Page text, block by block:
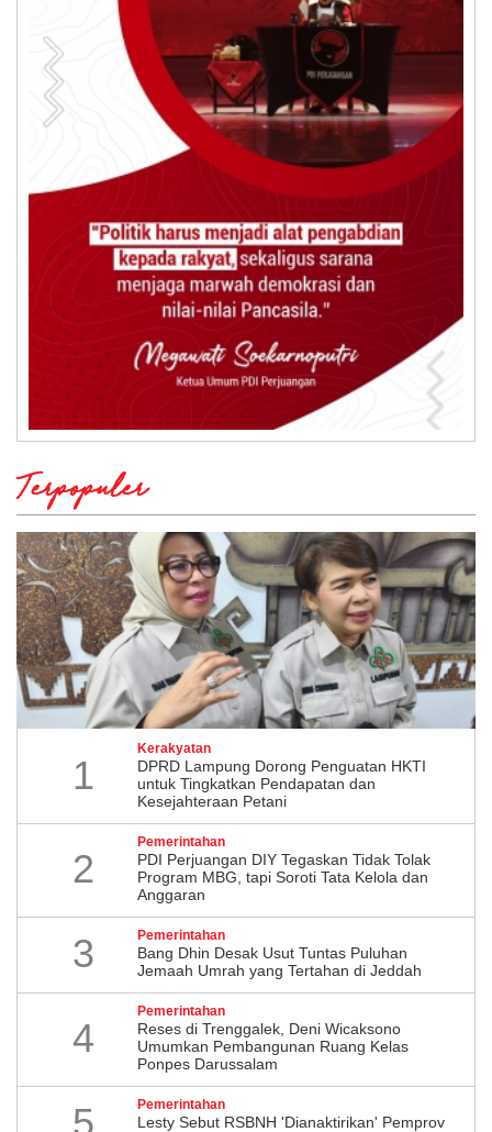
Terpopuler
1
Kerakyatan
DPRD Lampung Dorong Penguatan HKTI
untuk Tingkatkan Pendapatan dan
Kesejahteraan Petani
2
Pemerintahan
PDI Perjuangan DIY Tegaskan Tidak Tolak
Program MBG, tapi Soroti Tata Kelola dan
Anggaran
3 Pemerintahan
Bang Dhin Desak Usut Tuntas Puluhan
Jemaah Umrah yang Tertahan di Jeddah
4
Pemerintahan
​Reses di Trenggalek, Deni Wicaksono
Umumkan Pembangunan Ruang Kelas
Ponpes Darussalam
5 Pemerintahan
Lesty Sebut RSBNH 'Dianaktirikan' Pemprov